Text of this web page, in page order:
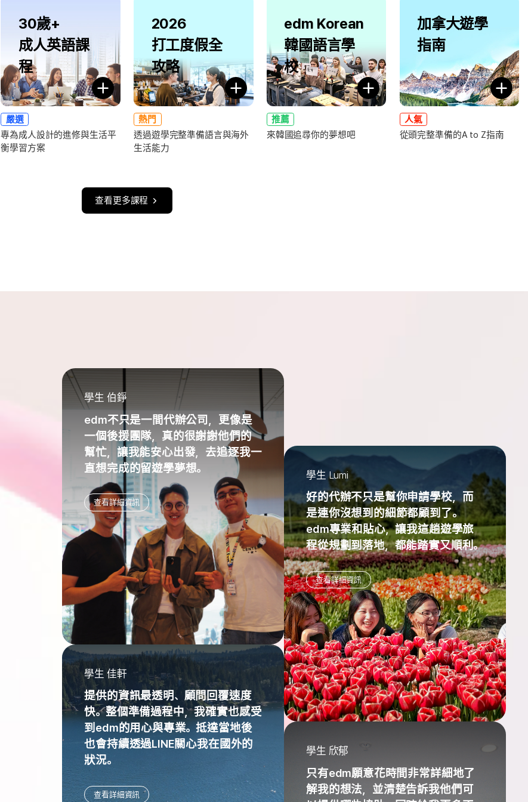
30歲+
成人英語課
程
嚴選
專為成人設計的進修與生活平
衡學習方案
2026
打工度假全
攻略
熱門
透過遊學完整準備語言與海外
生活能力
edm Korean
韓國語言學
校
推薦
來韓國追尋你的夢想吧
加拿大遊學
指南
人氣
從頭完整準備的A to Z指南
查看更多課程
學生 伯錚
edm不只是一間代辦公司，更像是
一個後援團隊，真的很謝謝他們的
幫忙，讓我能安心出發，去追逐我一
直想完成的留遊學夢想。
查看詳細資訊
學生 Lumi
好的代辦不只是幫你申請學校，而
是連你沒想到的細節都顧到了。
edm專業和貼心，讓我這趟遊學旅
程從規劃到落地，都能踏實又順利。
查看詳細資訊
學生 佳軒
提供的資訊最透明、顧問回覆速度
快。整個準備過程中，我確實也感受
到edm的用心與專業。抵達當地後
也會持續透過LINE關心我在國外的
狀況。
查看詳細資訊
學生 欣郁
只有edm願意花時間非常詳細地了
解我的想法，並清楚告訴我他們可